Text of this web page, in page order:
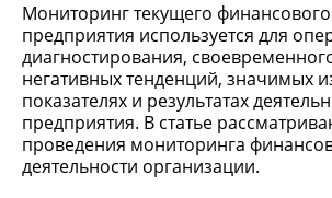
Мониторинг текущего
предприятия используется для
диагностирования,
негативных тенденций, значимых
показателях и результатах
предприятия. В статье
проведения мониторинга
деятельности организации.